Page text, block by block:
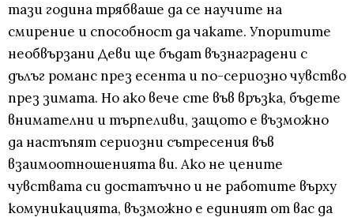
тази година трябваше да се научите на
смирение и способност да чакате. Упоритите
необвързани Деви ще бъдат възнаградени с
дълъг романс през есента и по-сериозно чувство
през зимата. Но ако вече сте във връзка, бъдете
внимателни и търпеливи, защото е възможно
да настъпят сериозни сътресения във
взаимоотношенията ви. Ако не цените
чувствата си достатъчно и не работите върху
комуникацията, възможно е единият от вас да